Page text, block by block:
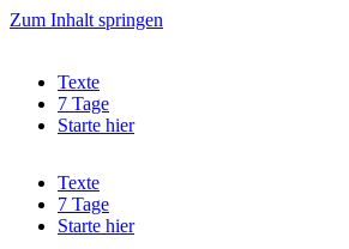
Zum Inhalt springen
Texte
7 Tage
Starte hier
Texte
7 Tage
Starte hier